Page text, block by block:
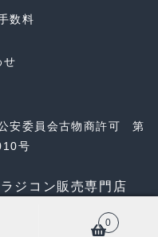
数料
せ
安委員会古物商許可 第
号
ジコン販売専門店
0